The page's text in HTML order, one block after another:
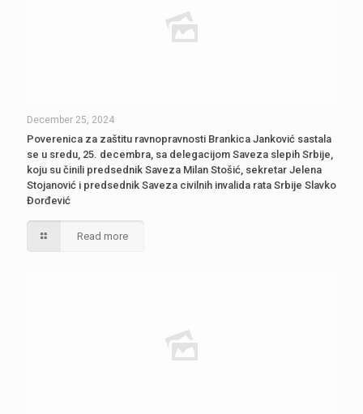
December 25, 2024
Poverenica za zaštitu ravnopravnosti Brankica Janković sastala
se u sredu, 25. decembra, sa delegacijom Saveza slepih Srbije,
koju su činili predsednik Saveza Milan Stošić, sekretar Jelena
Stojanović i predsednik Saveza civilnih invalida rata Srbije Slavko
Đorđević
Read more